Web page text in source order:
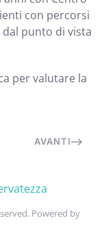
con percorsi
punto di vista
per valutare la
AVANTI
Powered by